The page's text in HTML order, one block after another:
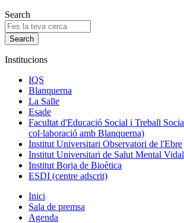
Search
Institucions
IQS
Blanquerna
La Salle
Esade
Facultat d'Educació Social i Treball
col·laboració amb Blanquerna)
Institut Universitari Observatori de l'Ebre
Institut Universitari de Salut Mental
Institut Borja de Bioètica
ESDI (centre adscrit)
Inici
Sala de premsa
Agenda